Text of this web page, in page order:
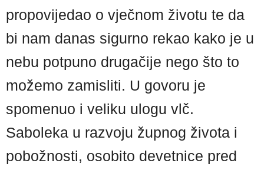
propovijedao o vječnom životu te da
bi nam danas sigurno rekao kako je u
nebu potpuno drugačije nego što to
možemo zamisliti. U govoru je
spomenuo i veliku ulogu vlč.
Saboleka u razvoju župnog života i
pobožnosti, osobito devetnice pred